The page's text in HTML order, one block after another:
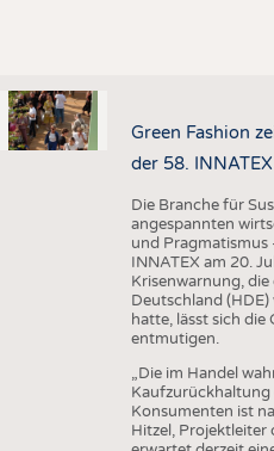
Green Fashion
der 58. INNATEX
Die Branche für
angespannten
und Pragmatismus
INNATEX am 20.
Krisenwarnung,
Deutschland
hatte, lässt sich
entmutigen.
„Die im Handel
Konsumenten ist
Hitzel, Projektleiter